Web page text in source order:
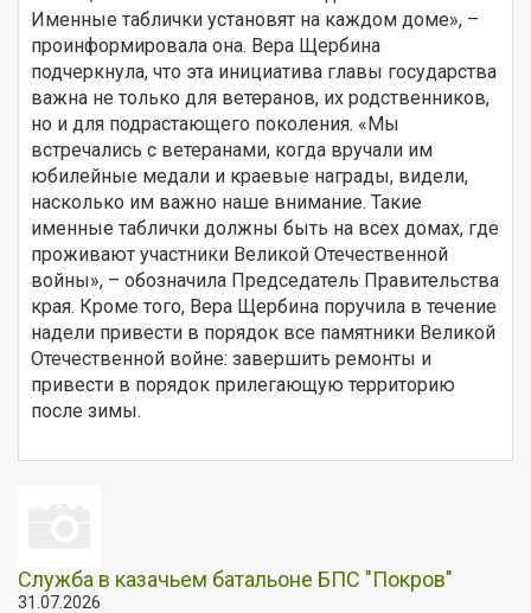
Именные таблички установят на каждом доме», –
проинформировала она. Вера Щербина
подчеркнула, что эта инициатива главы государства
важна не только для ветеранов, их родственников,
но и для подрастающего поколения. «Мы
встречались с ветеранами, когда вручали им
юбилейные медали и краевые награды, видели,
насколько им важно наше внимание. Такие
именные таблички должны быть на всех домах, где
проживают участники Великой Отечественной
войны», – обозначила Председатель Правительства
края. Кроме того, Вера Щербина поручила в течение
надели привести в порядок все памятники Великой
Отечественной войне: завершить ремонты и
привести в порядок прилегающую территорию
после зимы.
Служба в казачьем батальоне БПС "Покров"
31.07.2026